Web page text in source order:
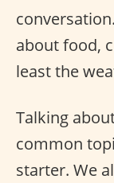
about food,
least the
Talking
common
starter. We